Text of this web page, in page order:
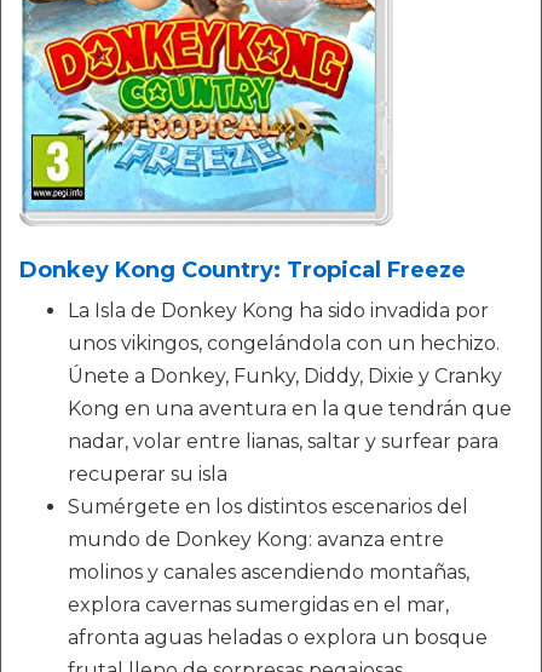
Donkey Kong Country: Tropical Freeze
La Isla de Donkey Kong ha sido invadida por
unos vikingos, congelándola con un hechizo.
Únete a Donkey, Funky, Diddy, Dixie y Cranky
Kong en una aventura en la que tendrán que
nadar, volar entre lianas, saltar y surfear para
recuperar su isla
Sumérgete en los distintos escenarios del
mundo de Donkey Kong: avanza entre
molinos y canales ascendiendo montañas,
explora cavernas sumergidas en el mar,
afronta aguas heladas o explora un bosque